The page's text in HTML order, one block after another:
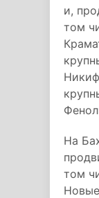
и,
том
На
том